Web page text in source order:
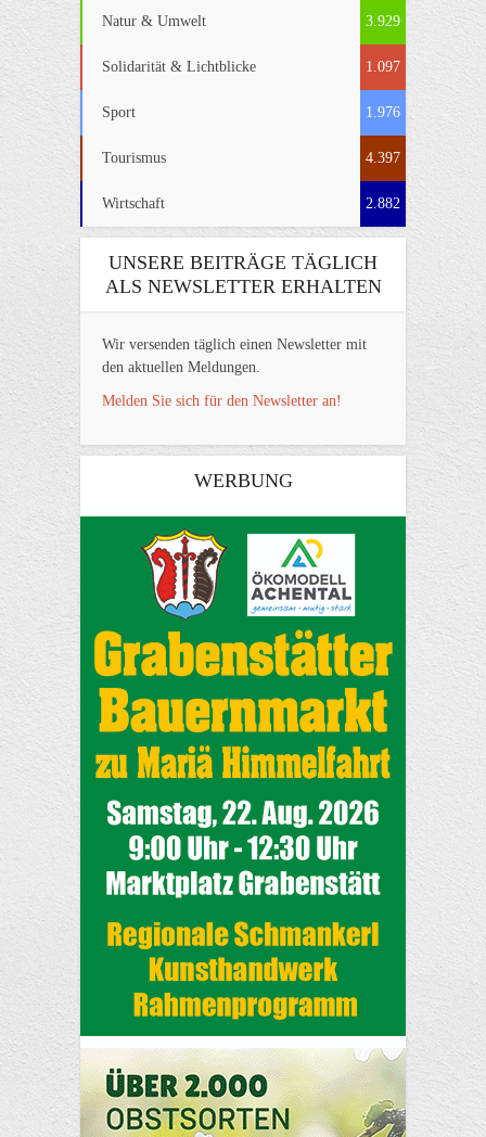
Natur & Umwelt 3.929
Solidarität & Lichtblicke 1.097
Sport 1.976
Tourismus 4.397
Wirtschaft 2.882
UNSERE BEITRÄGE TÄGLICH
ALS NEWSLETTER ERHALTEN
Wir versenden täglich einen Newsletter mit
den aktuellen Meldungen.
Melden Sie sich für den Newsletter an!
WERBUNG